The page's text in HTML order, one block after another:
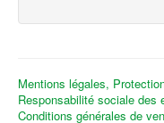
Mentions légales,
Responsabilité sociale des
Conditions générales de